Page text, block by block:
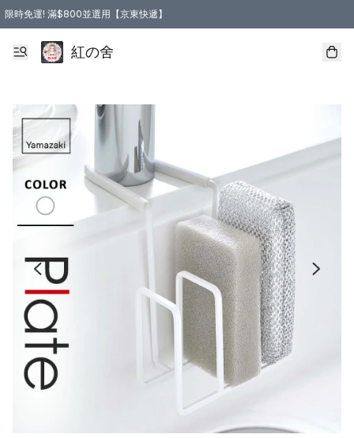
限時免運! 滿$800並選用【京東快遞】
紅の舍